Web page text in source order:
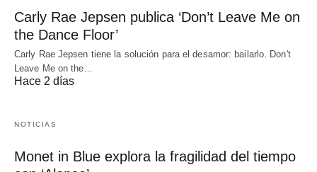
Carly Rae Jepsen publica ‘Don’t Leave Me on
the Dance Floor’
Carly Rae Jepsen tiene la solución para el desamor: bailarlo. Don't
Leave Me on the…
Hace 2 días
NOTICIAS
Monet in Blue explora la fragilidad del tiempo